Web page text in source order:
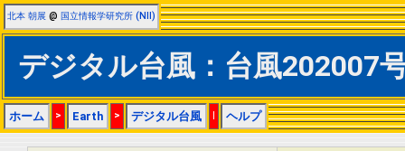
北本 朝展 @ 国立情報学研究所 (NII)
デジタル台風：台風202007
ホーム > Earth > デジタル台風 | ヘルプ